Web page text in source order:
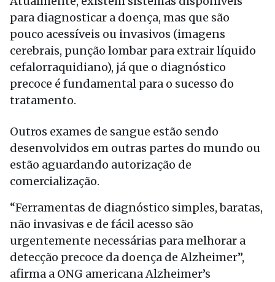
para diagnosticar a doença, mas que são
pouco acessíveis ou invasivos (imagens
cerebrais, punção lombar para extrair líquido
cefalorraquidiano), já que o diagnóstico
precoce é fundamental para o sucesso do
tratamento.
Outros exames de sangue estão sendo
desenvolvidos em outras partes do mundo ou
estão aguardando autorização de
comercialização.
“Ferramentas de diagnóstico simples, baratas,
não invasivas e de fácil acesso são
urgentemente necessárias para melhorar a
detecção precoce da doença de Alzheimer”,
afirma a ONG americana Alzheimer’s